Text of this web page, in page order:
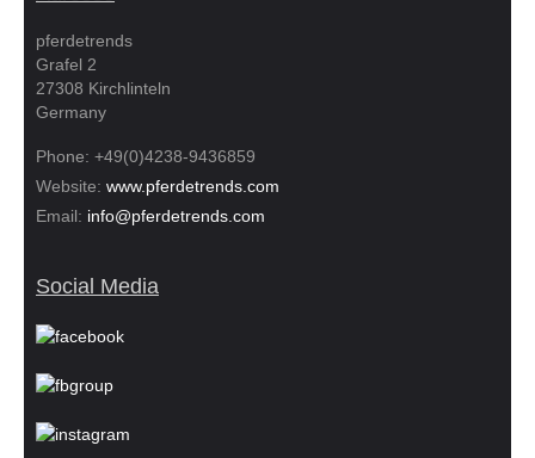
pferdetrends
Grafel 2
27308 Kirchlinteln
Germany
Phone: +49(0)4238-9436859
Website: www.pferdetrends.com
Email: info@pferdetrends.com
Social Media